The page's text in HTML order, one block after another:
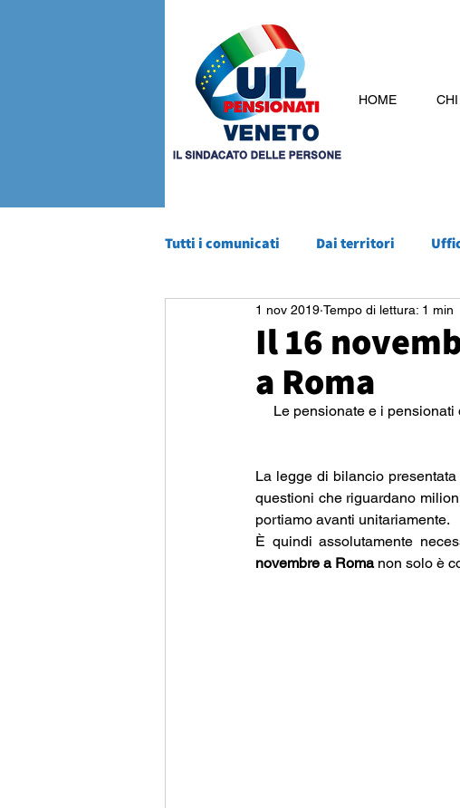
HOME
Tutti i comunicati Dai territori
Il 16
a Roma
1 nov 2019 Tempo di lettura: 1 min
Le pensionate e i pensionati
La legge di bilancio
questioni che riguardano
portiamo avanti unitariamente.
È quindi assolutamente
novembre a Roma non solo è